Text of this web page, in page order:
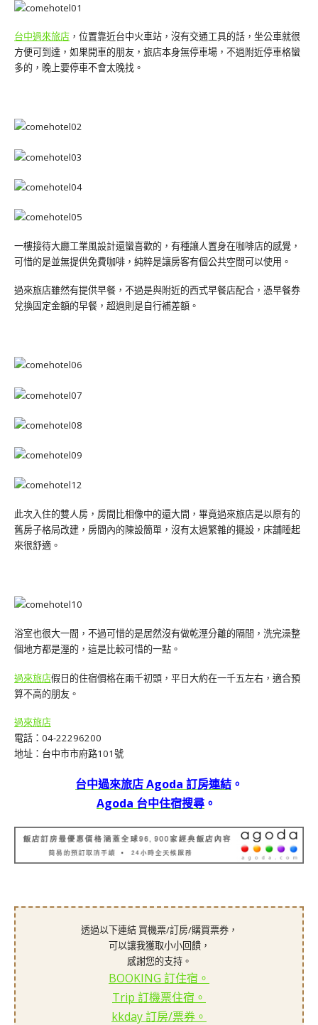
台中過來旅店 ，位置靠近台中火車站，沒有交通工具的話，坐公車就很
方便可到達，如果開車的朋友，旅店本身無停車場，不過附近停車格蠻
多的，晚上要停車不會太晚找。
一樓接待大廳工業風設計還蠻喜歡的，有種讓人置身在咖啡店的感覺，
可惜的是並無提供免費咖啡，純粹是讓房客有個公共空間可以使用。
過來旅店雖然有提供早餐，不過是與附近的西式早餐店配合，憑早餐券
兌換固定金額的早餐，超過則是自行補差額。
此次入住的雙人房，房間比相像中的還大間，畢竟過來旅店是以原有的
舊房子格局改建，房間內的陳設簡單，沒有太過繁雜的擺設，床舖睡起
來很舒適。
浴室也很大一間，不過可惜的是居然沒有做乾溼分離的隔間，洗完澡整
個地方都是溼的，這是比較可惜的一點。
過來旅店假日的住宿價格在兩千初頭，平日大約在一千五左右，適合預
算不高的朋友。
過來旅店
電話：04-22296200
地址：台中市市府路101號
台中過來旅店 Agoda 訂房連結 。
Agoda 台中住宿搜尋 。
透過以下連結 買機票/訂房/購買票券，
可以讓我獲取小小回饋，
感謝您的支持。
BOOKING 訂住宿。
Trip 訂機票住宿。
kkday 訂房/票券。